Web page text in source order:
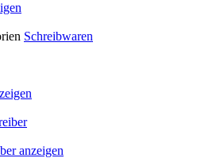
Schreibwaren
anzeigen